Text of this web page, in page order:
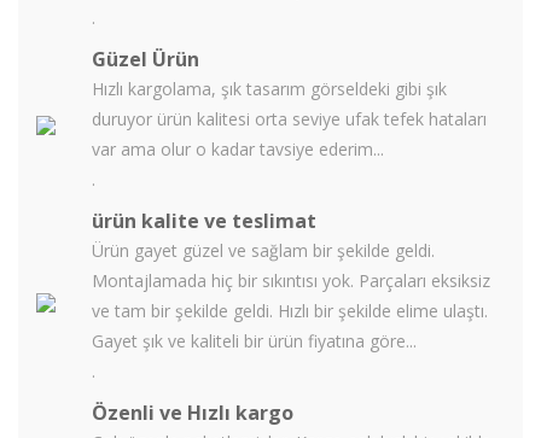
.
Güzel Ürün
Hızlı kargolama, şık tasarım görseldeki gibi şık
duruyor ürün kalitesi orta seviye ufak tefek hataları
var ama olur o kadar tavsiye ederim...
.
ürün kalite ve teslimat
Ürün gayet güzel ve sağlam bir şekilde geldi.
Montajlamada hiç bir sıkıntısı yok. Parçaları eksiksiz
ve tam bir şekilde geldi. Hızlı bir şekilde elime ulaştı.
Gayet şık ve kaliteli bir ürün fiyatına göre...
.
Özenli ve Hızlı kargo